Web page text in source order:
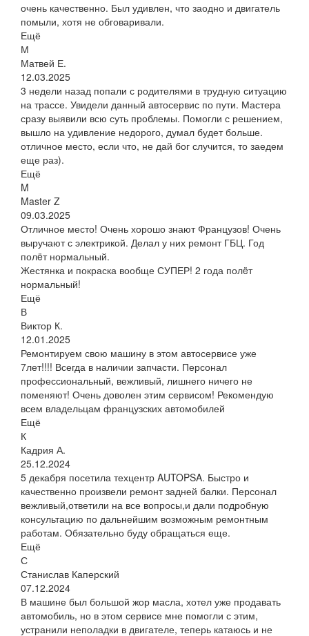
очень качественно. Был удивлен, что заодно и двигатель
помыли, хотя не обговаривали.
Ещё
М
Матвей Е.
12.03.2025
3 недели назад попали с родителями в трудную ситуацию
на трассе. Увидели данный автосервис по пути. Мастера
сразу выявили всю суть проблемы. Помогли с решением,
вышло на удивление недорого, думал будет больше.
отличное место, если что, не дай бог случится, то заедем
еще раз).
Ещё
M
Master Z
09.03.2025
Отличное место! Очень хорошо знают Французов! Очень
выручают с электрикой. Делал у них ремонт ГБЦ. Год
полëт нормальный.
Жестянка и покраска вообще СУПЕР! 2 года полëт
нормальный!
Ещё
В
Виктор К.
12.01.2025
Ремонтируем свою машину в этом автосервисе уже
7лет!!!! Всегда в наличии запчасти. Персонал
профессиональный, вежливый, лишнего ничего не
поменяют! Очень доволен этим сервисом! Рекомендую
всем владельцам французских автомобилей
Ещё
К
Кадрия А.
25.12.2024
5 декабря посетила техцентр AUTOPSA. Быстро и
качественно произвели ремонт задней балки. Персонал
вежливый,ответили на все вопросы,и дали подробную
консультацию по дальнейшим возможным ремонтным
работам. Обязательно буду обращаться еще.
Ещё
С
Станислав Каперский
07.12.2024
В машине был большой жор масла, хотел уже продавать
автомобиль, но в этом сервисе мне помогли с этим,
устранили неполадки в двигателе, теперь катаюсь и не